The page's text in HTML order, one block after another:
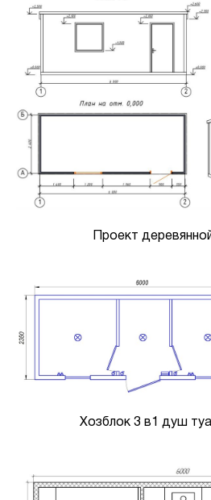
Проект
Хозблок 3 в1 душ